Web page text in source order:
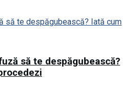
să te despăgubească?